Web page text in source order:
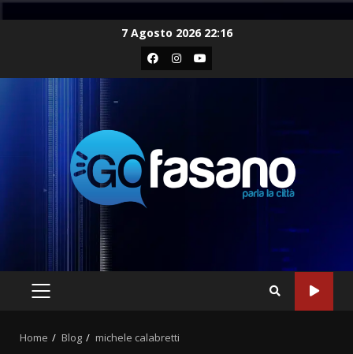
7 Agosto 2026 22:16
Facebook
Instagram
Youtube
PRIMARY
Home Blog michele calabretti